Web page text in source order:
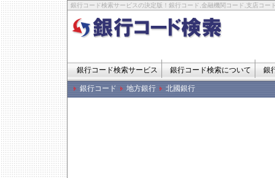
銀行コード検索サービスの決定版！銀行コード,金融機関コード,支店コー
銀行コード検索サービス 銀行コード検索について 銀
銀行コード 地方銀行 北國銀行